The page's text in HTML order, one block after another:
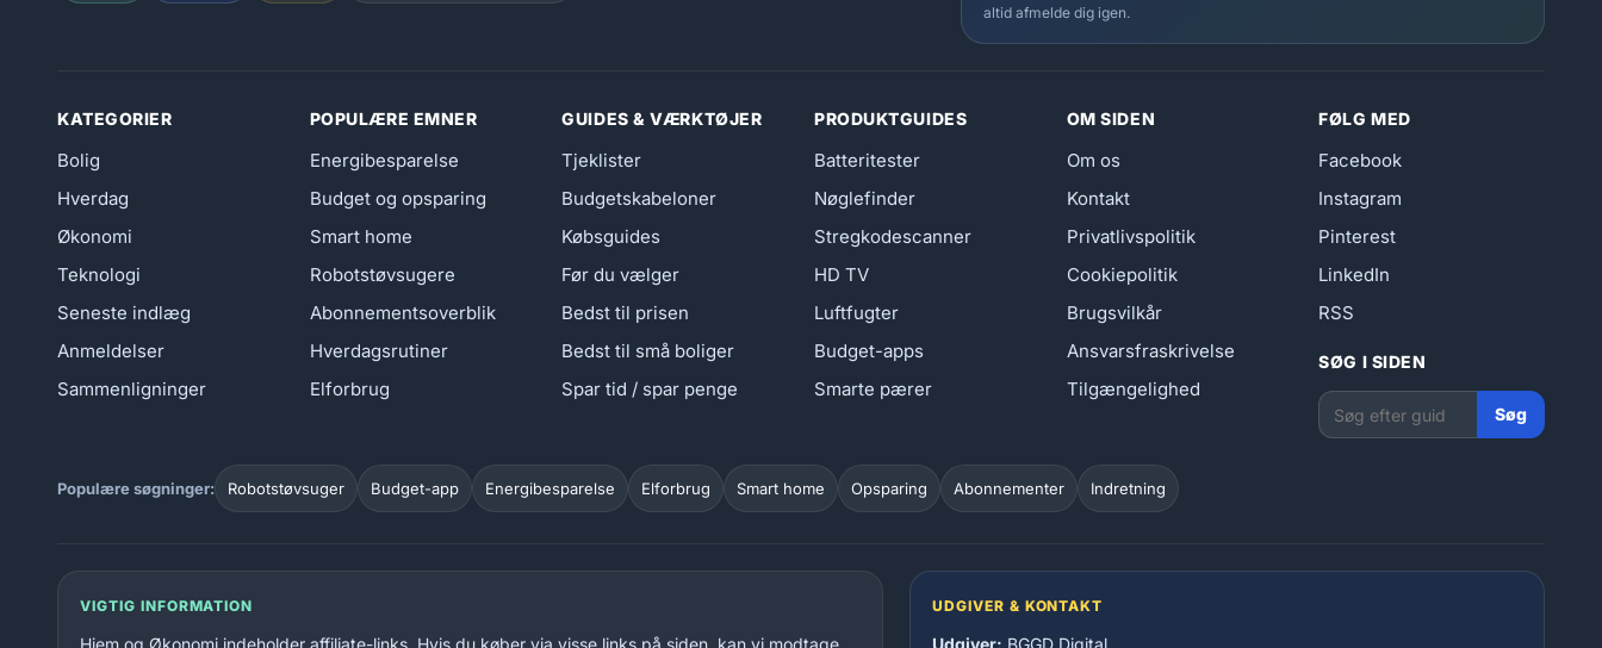
altid afmelde dig igen.
KATEGORIER
Bolig
Hverdag
Økonomi
Teknologi
Seneste indlæg
Anmeldelser
Sammenligninger
POPULÆRE EMNER
Energibesparelse
Budget og opsparing
Smart home
Robotstøvsugere
Abonnementsoverblik
Hverdagsrutiner
Elforbrug
GUIDES & VÆRKTØJER
Tjeklister
Budgetskabeloner
Købsguides
Før du vælger
Bedst til prisen
Bedst til små boliger
Spar tid / spar penge
PRODUKTGUIDES
Batteritester
Nøglefinder
Stregkodescanner
HD TV
Luftfugter
Budget-apps
Smarte pærer
OM SIDEN
Om os
Kontakt
Privatlivspolitik
Cookiepolitik
Brugsvilkår
Ansvarsfraskrivelse
Tilgængelighed
FØLG MED
Facebook
Instagram
Pinterest
LinkedIn
RSS
SØG I SIDEN
Søg
Populære søgninger: Robotstøvsuger Budget-app Energibesparelse Elforbrug Smart home Opsparing Abonnementer Indretning
VIGTIG INFORMATION
Hjem og Økonomi indeholder affiliate-links. Hvis du køber via visse links på siden, kan vi modtage
UDGIVER & KONTAKT
Udgiver: BGGD Digital